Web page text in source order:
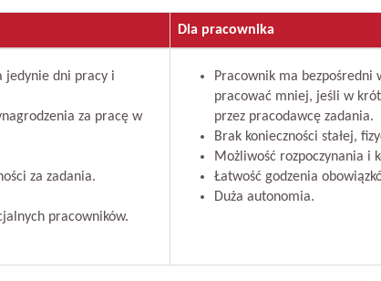
Dla pracownika
jedynie dni pracy i
za pracę w
za zadania.
pracowników.
Pracownik ma bezpośredni
pracować mniej, jeśli w
przez pracodawcę zadania.
Brak konieczności stałej,
Możliwość rozpoczynania i
Łatwość godzenia
Duża autonomia.